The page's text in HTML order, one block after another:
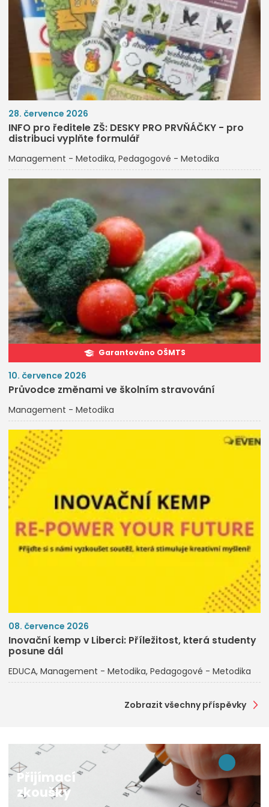
28. července 2026
INFO pro ředitele ZŠ: DESKY PRO PRVŇÁČKY - pro
distribuci vyplňte formulář
Management - Metodika Pedagogové - Metodika
Garantováno OŠMTS
10. července 2026
Průvodce změnami ve školním stravování
Management - Metodika
08. července 2026
Inovační kemp v Liberci: Příležitost, která studenty
posune dál
EDUCA Management - Metodika Pedagogové - Metodika
Zobrazit všechny příspěvky
Přijímací
zkoušky